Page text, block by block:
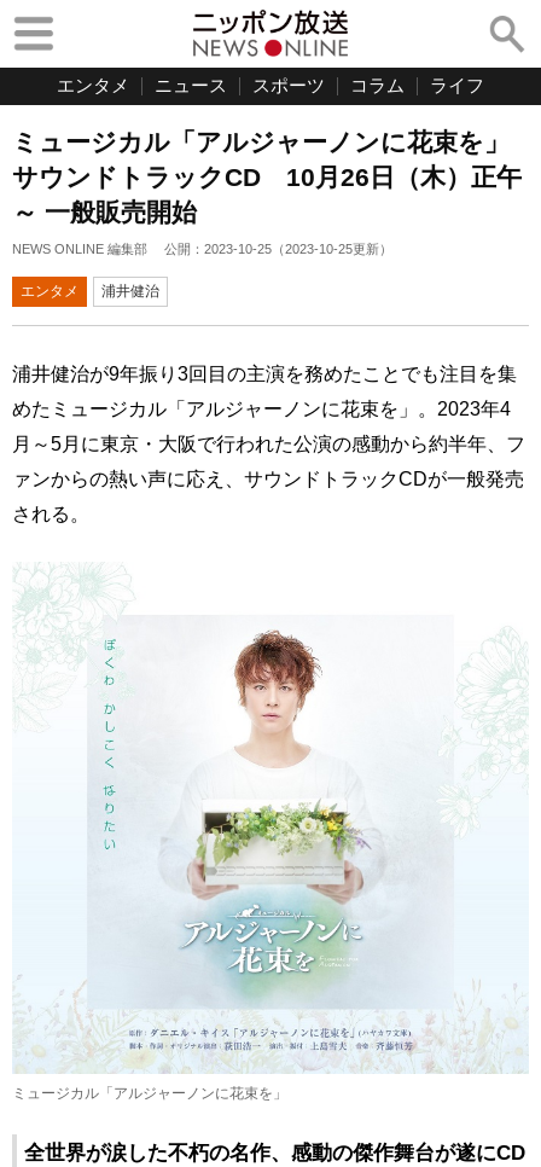
エンタメ ニュース スポーツ コラム ライフ
ミュージカル「アルジャーノンに花束を」
サウンドトラックCD 10月26日（木）正午
～ 一般販売開始
NEWS ONLINE 編集部 公開： 2023-10-25 （2023-10-25更新）
エンタメ 浦井健治
浦井健治が9年振り3回目の主演を務めたことでも注目を集
めたミュージカル「アルジャーノンに花束を」。2023年4
月～5月に東京・大阪で行われた公演の感動から約半年、フ
ァンからの熱い声に応え、サウンドトラックCDが一般発売
される。
ミュージカル「アルジャーノンに花束を」
全世界が涙した不朽の名作、感動の傑作舞台が遂にCD